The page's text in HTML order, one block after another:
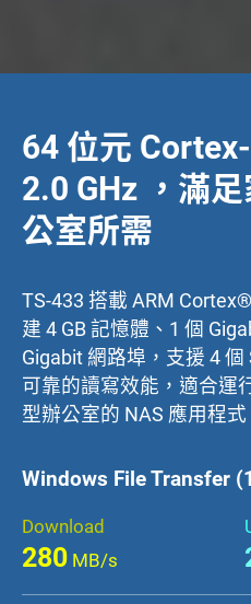
64 位元
2.0 GHz ，滿
公室所需
TS-433 搭載 ARM
建 4 GB 記憶體、1 個
Gigabit 網路埠，支援 4
可靠的讀寫效能，適合運
型辦公室的 NAS 應用程式
Windows File Transfer
Download
280 MB/s